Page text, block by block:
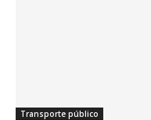
Transporte público